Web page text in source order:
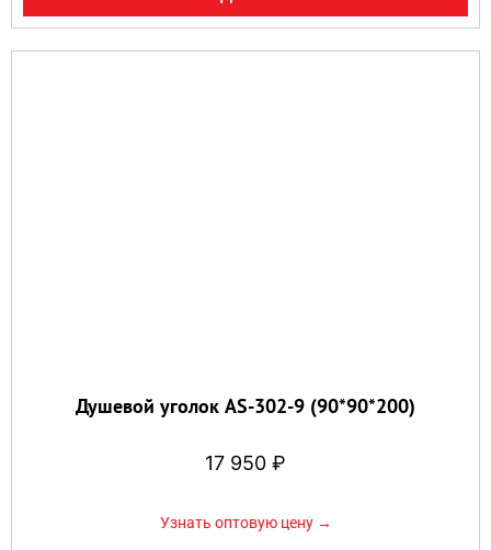
Душевой уголок AS-302-9 (90*90*200)
17 950 ₽
Узнать оптовую цену →